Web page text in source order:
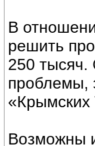
В
решить
250
проблемы,
«Крымских
Возможны